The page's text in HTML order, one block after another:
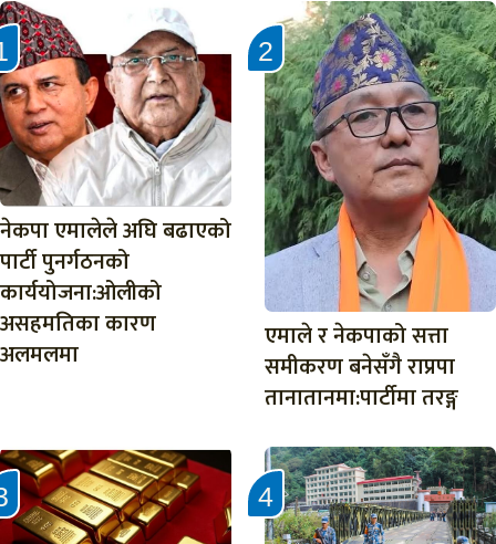
नेकपा एमालेले अघि बढाएको
पार्टी पुनर्गठनको
कार्ययोजना:ओलीको
असहमतिका कारण
अलमलमा
एमाले र नेकपाको सत्ता
समीकरण बनेसँगै राप्रपा
तानातानमा:पार्टीमा तरङ्ग